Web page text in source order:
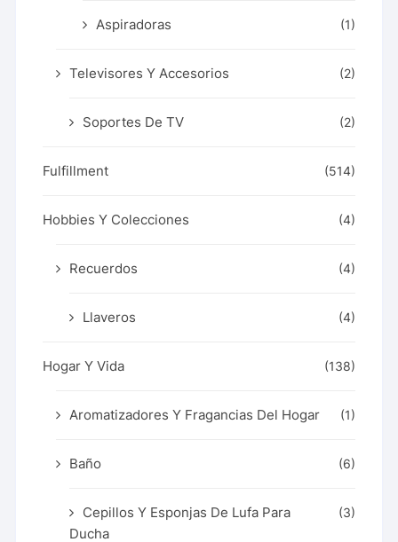
Aspiradoras (1)
Televisores Y Accesorios (2)
Soportes De TV (2)
Fulfillment (514)
Hobbies Y Colecciones (4)
Recuerdos (4)
Llaveros (4)
Hogar Y Vida (138)
Aromatizadores Y Fragancias Del Hogar (1)
Baño (6)
Cepillos Y Esponjas De Lufa Para
Ducha
(3)